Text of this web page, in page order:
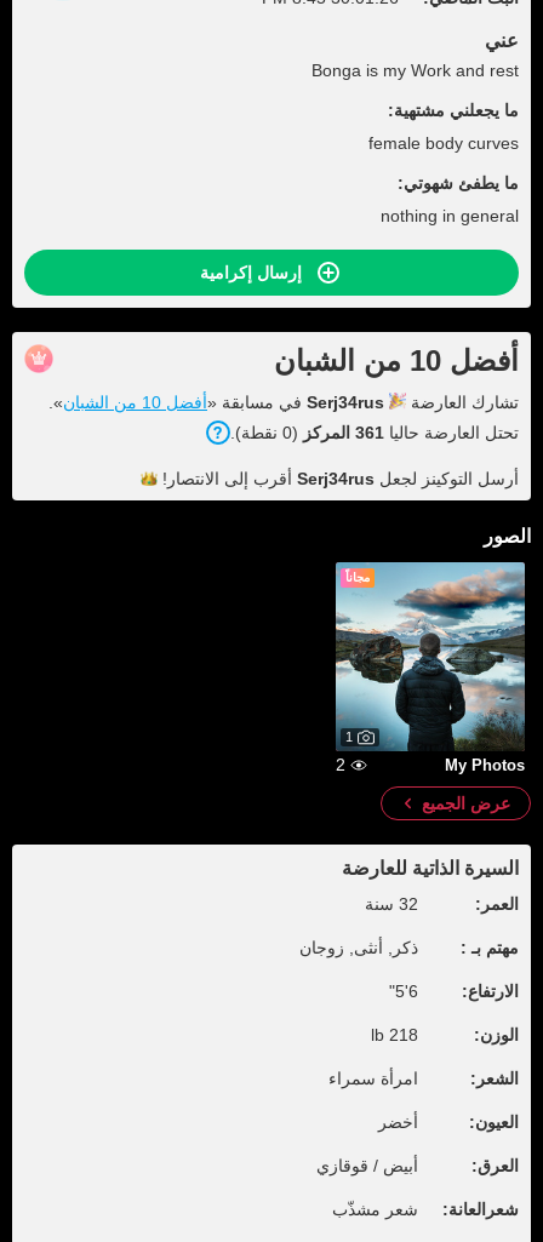
عني
Bonga is my Work and rest
ما يجعلني مشتهية:
female body curves
ما يطفئ شهوتي:
nothing in general
إرسال إكرامية
أفضل 10 من الشبان
تشارك العارضة Serj34rus في مسابقة «أفضل 10 من الشبان
».
تحتل العارضة حاليا 361 المركز (0 نقطة).
أرسل التوكينز لجعل Serj34rus أقرب إلى الانتصار!
الصور
مجاناً
1
My Photos
2
عرض الجميع
السيرة الذاتية للعارضة
العمر: 32 سنة
مهتم بـ : ذكر, أنثى, زوجان
الارتفاع: 6'5"
الوزن: 218 lb
الشعر: امرأة سمراء
العيون: أخضر
العرق: أبيض / قوقازي
شعرالعانة: شعر مشذّب